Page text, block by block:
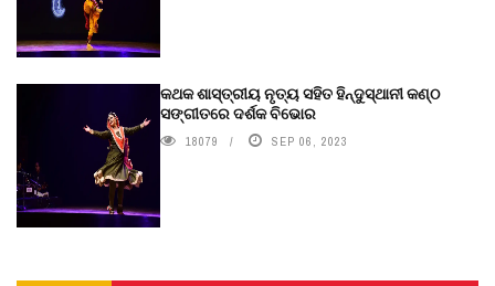
କଥକ ଶାସ୍ତ୍ରୀୟ ନୃତ୍ୟ ସହିତ ହିନ୍ଦୁସ୍ଥାନୀ କଣ୍ଠ
ସଙ୍ଗୀତରେ ଦର୍ଶକ ବିଭୋର
18079 SEP 06, 2023